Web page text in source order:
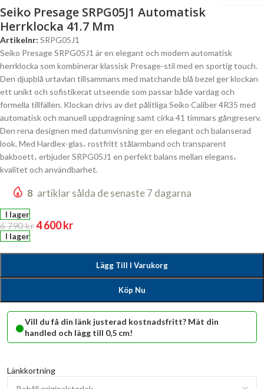
Seiko Presage SRPG05J1 Automatisk
Herrklocka 41.7 Mm
Artikelnr: SRPG05J1
Seiko Presage SRPG05J1 är en elegant och modern automatisk
herrklocka som kombinerar klassisk Presage-stil med en sportig touch.
Den djupblå urtavlan tillsammans med matchande blå bezel ger klockan
ett unikt och sofistikerat utseende som passar både vardag och
formella tillfällen. Klockan drivs av det pålitliga Seiko Caliber 4R35 med
automatisk och manuell uppdragning samt cirka 41 timmars gångreserv.
Den rena designen med datumvisning ger en elegant och balanserad
look. Med Hardlex-glas، rostfritt stålarmband och transparent
bakboett، erbjuder SRPG05J1 en perfekt balans mellan elegans،
kvalitet och användbarhet.
8 artiklar sålda de senaste 7 dagarna
I lager
6 790kr4 600kr
I lager
Lägg Till I Varukorg
Köp Nu
•Vill du få din länk justerad kostnadsfritt? Mät din
handled och lägg till 0,5 cm!
Länkkortning